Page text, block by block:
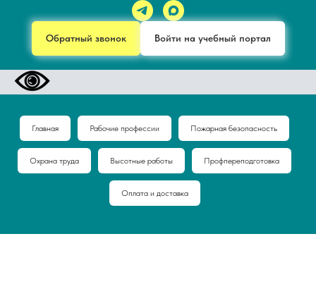
Обратный звонок Войти на учебный портал
Главная Рабочие профессии Пожарная безопасность
Охрана труда Высотные работы Профпереподготовка
Оплата и доставка